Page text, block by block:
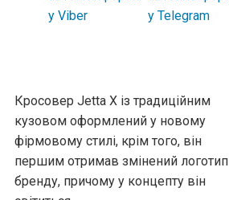
Кросовер Jetta X із традиційним
кузовом оформлений у новому
фірмовому стилі, крім того, він
першим отримав змінений логотип
бренду, причому у концепту він